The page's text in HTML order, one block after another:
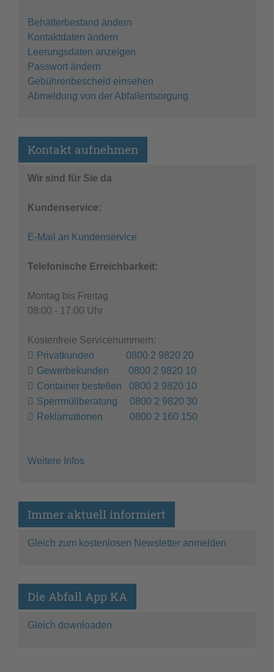
Behälterbestand ändern
Kontaktdaten ändern
Leerungsdaten anzeigen
Passwort ändern
Gebührenbescheid einsehen
Abmeldung von der Abfallentsorgung
Kontakt aufnehmen
Wir sind für Sie da
Kundenservice:
E-Mail an Kundenservice
Telefonische Erreichbarkeit:
Montag bis Freitag
08:00 - 17:00 Uhr
Kostenfreie Servicenummern:
Privatkunden 0800 2 9820 20
Gewerbekunden 0800 2 9820 10
Container bestellen 0800 2 9820 10
Sperrmüllberatung 0800 2 9820 30
Reklamationen 0800 2 160 150
Weitere Infos
Immer aktuell informiert
Gleich zum kostenlosen Newsletter anmelden
Die Abfall App KA
Gleich downloaden